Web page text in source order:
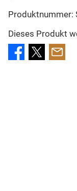
Produktnummer:
Dieses Produkt